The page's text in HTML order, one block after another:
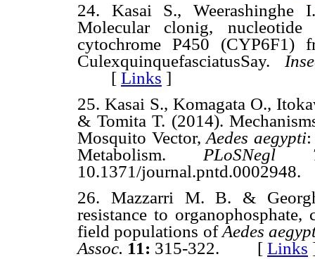
24. Kasai S.,
Molecular clonig,
cytochrome P450 (CYP6F1)
CulexquinquefasciatusSay.
[ Links ]
25. Kasai S., Komagata O.,
& Tomita T. (2014).
Mosquito Vector, Aedes aegypti:
Metabolism.
10.1371/
26. Mazzarri M. B. &
resistance to
field populations ofAedes
Assoc. 11: 315-322. [ Links